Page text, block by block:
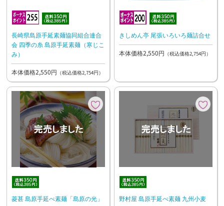
長崎県島原手延素麺協同組合連合
会 四季の糸 島原手延素麺（寒じこ
み）
本体価格2,550円 （税込価格2,754円）
きしめん亭 尾張いろいろ麺詰合せ
本体価格2,550円 （税込価格2,754円）
菱甚 島原手延べ素麺「島原の光」 野村屋 島原手延べ素麺 九州小麦